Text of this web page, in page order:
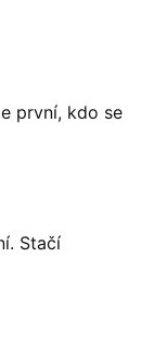
první, kdo se
Stačí